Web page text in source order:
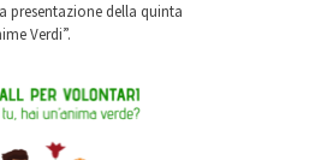
presentazione della quinta
Verdi”.